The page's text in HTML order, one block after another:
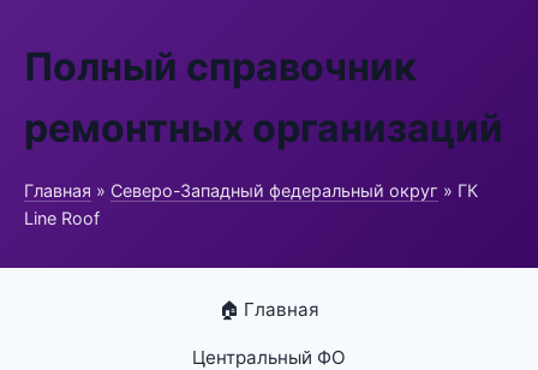
Полный справочник
ремонтных организаций
Главная » Северо-Западный федеральный округ » ГК
Line Roof
🏠 Главная
Центральный ФО